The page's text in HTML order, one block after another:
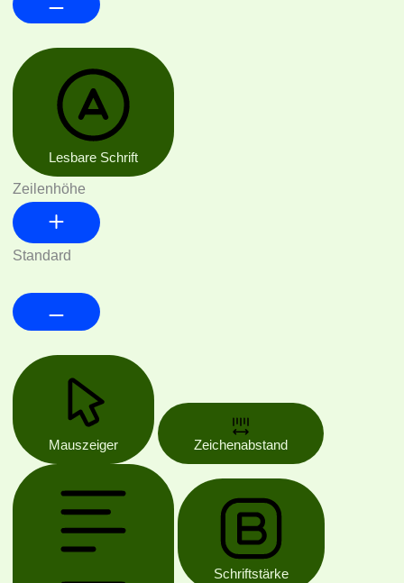
Lesbare Schrift
Zeilenhöhe
Standard
Mauszeiger Zeichenabstand
Schriftstärke